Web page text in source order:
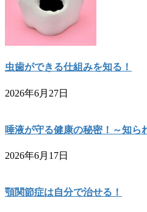
虫歯ができる仕組みを知る！
2026年6月27日
唾液が守る健康の秘密！～知ら
2026年6月17日
顎関節症は自分で治せる！